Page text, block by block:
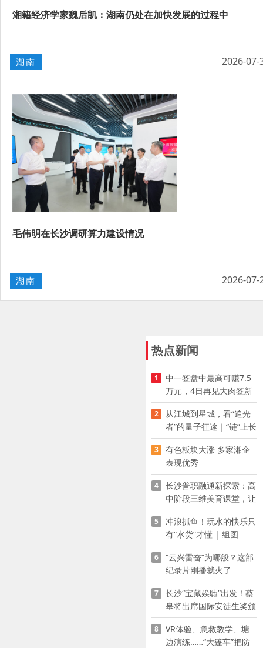
湘籍经济学家魏后凯：湖南仍处在加快发展的过程中
湖南 2026-07-
毛伟明在长沙调研算力建设情况
湖南 2026-07-
热点新闻
1
中一签盘中最高可赚7.5
万元，4日再见大肉签新
股
2
从江城到星城，看“追光
者”的量子征途｜“链”上长
沙 “才”够硬核
3
有色板块大涨 多家湘企
表现优秀
4
长沙普职融通新探索：高
中阶段三维美育课堂，让
少年向美而生
5
冲浪抓鱼！玩水的快乐只
有“水货”才懂 | 组图
6
“云兴雷奋”为哪般？这部
纪录片刚播就火了
7
长沙“宝藏娭毑”出发！蔡
皋将出席国际安徒生奖颁
奖典礼并领奖
8
VR体验、急救教学、塘
边演练……“大篷车”把防